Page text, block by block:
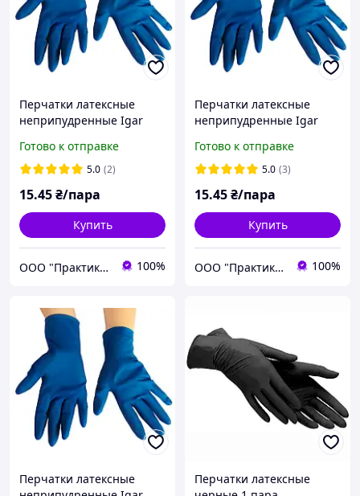
Перчатки латексные
неприпудренные Igar
Синие Плотные
медицинские перчатки
Готово к отправке
5.0 (2)
15.45₴/пара
Купить
ООО "Практик 2022": Интернет-магазин медицинских, офисных, канцелярских и хозтоваров 100%
Перчатки латексные
неприпудренные Igar
пара Крепкие
медицинские перчатки
Готово к отправке
5.0 (3)
15.45₴/пара
Купить
ООО "Практик 2022": Интернет-магазин медицинских, офисных, канцелярских и хозтоваров 100%
Перчатки латексные Перчатки латексные